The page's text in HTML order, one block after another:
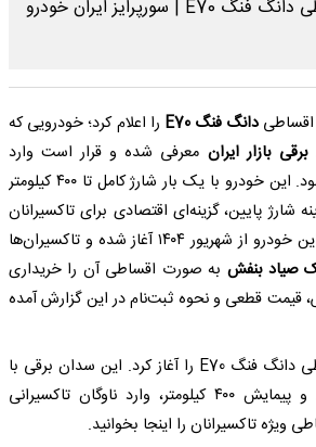
دانگ فنگ E70
را اعلام کرد؛ خودرویی که
بازار ایران معرفی شده و قرار است وارد
ناوگان تاکسیرانی تهران شود. این خودرو با یک بار شارژ کامل تا ۴۰۰ کیلومتر
شارژ پایین، گزینه‌ای اقتصادی برای تاکسیرانان
محسوب می‌شود. فروش این خودرو از شهریور ۱۴۰۴ آغاز شده و تاکسیران‌ها
صیاد بنفش به صورت اقساطی آن را خریداری
قیمت قطعی و نحوه ثبت‌نام در این گزارش آمده
ایران خودرو فروش اقساطی دانگ فنگ E70 را آغاز کرد. این سدان برقی با
قیمت ۱,۰۱۱ میلیون تومان و پیمایش ۴۰۰ کیلومتر، وارد ناوگان تاکسیرانی
تاکسیرانان را اینجا بخوانید.